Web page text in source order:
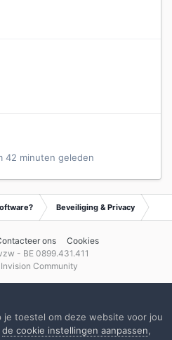
42 minuten geleden
Beveiliging & Privacy
ons
Cookies
- BE 0899.431.411
Community
je toestel om deze website voor jou
de cookie instellingen aanpassen,